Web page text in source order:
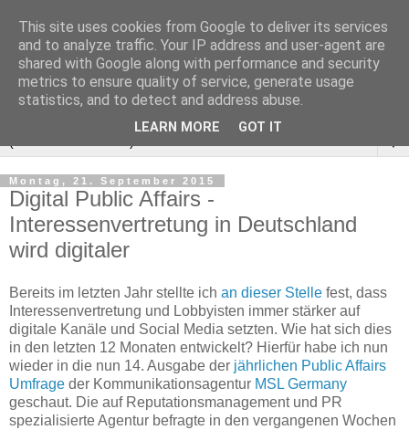
▼
Montag, 21. September 2015
Digital Public Affairs -
Interessenvertretung in Deutschland
wird digitaler
Bereits im letzten Jahr stellte ich an dieser Stelle fest, dass
Interessenvertretung und Lobbyisten immer stärker auf
digitale Kanäle und Social Media setzten. Wie hat sich dies
in den letzten 12 Monaten entwickelt? Hierfür habe ich nun
wieder in die nun 14. Ausgabe der jährlichen Public Affairs
Umfrage der Kommunikationsagentur MSL Germany
geschaut. Die auf Reputationsmanagement und PR
spezialisierte Agentur befragte in den vergangenen Wochen
This site uses cookies from Google to deliver its services
and to analyze traffic. Your IP address and user-agent are
shared with Google along with performance and security
metrics to ensure quality of service, generate usage
statistics, and to detect and address abuse.
LEARN MORE GOT IT